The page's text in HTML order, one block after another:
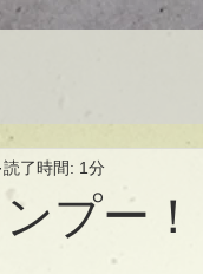
プー！
読了時間: 1分